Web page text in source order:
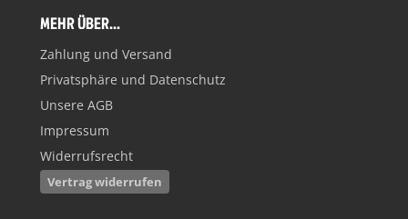
MEHR ÜBER...
Zahlung und Versand
Privatsphäre und Datenschutz
Unsere AGB
Impressum
Widerrufsrecht
Vertrag widerrufen